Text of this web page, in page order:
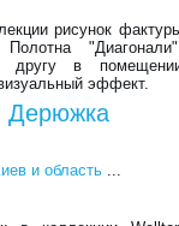
рисунок
другу в
эффект.
Дерюжка
и область ...